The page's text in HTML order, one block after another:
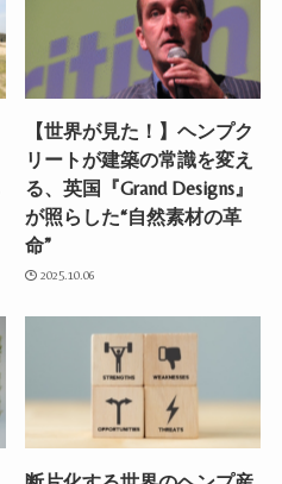
【世界が見た！】ヘンプク
リートが建築の常識を変え
る、英国『Grand Designs』
が照らした“自然素材の革
命”
2025.10.06